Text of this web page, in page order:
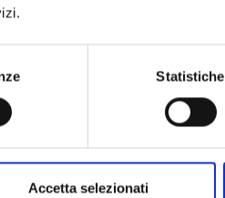
Statistiche
Accetta selezionati
€ 9,95